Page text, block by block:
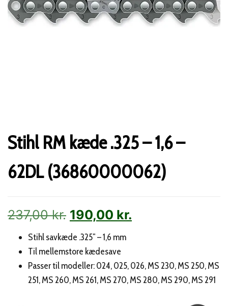
Stihl RM kæde .325 – 1,6 –
62DL (36860000062)
237,00kr. Den
oprindelige
pris
var:
190,00 kr.
er:
Stihl savkæde .325″ – 1,6 mm
Til mellemstore kædesave
Passer til modeller: 024, 025, 026, MS 230, MS 250, MS
251, MS 260, MS 261, MS 270, MS 280, MS 290, MS 291